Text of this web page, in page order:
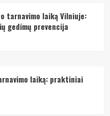
tarnavimo laiką Vilniuje:
gedimų prevencija
laiką: praktiniai